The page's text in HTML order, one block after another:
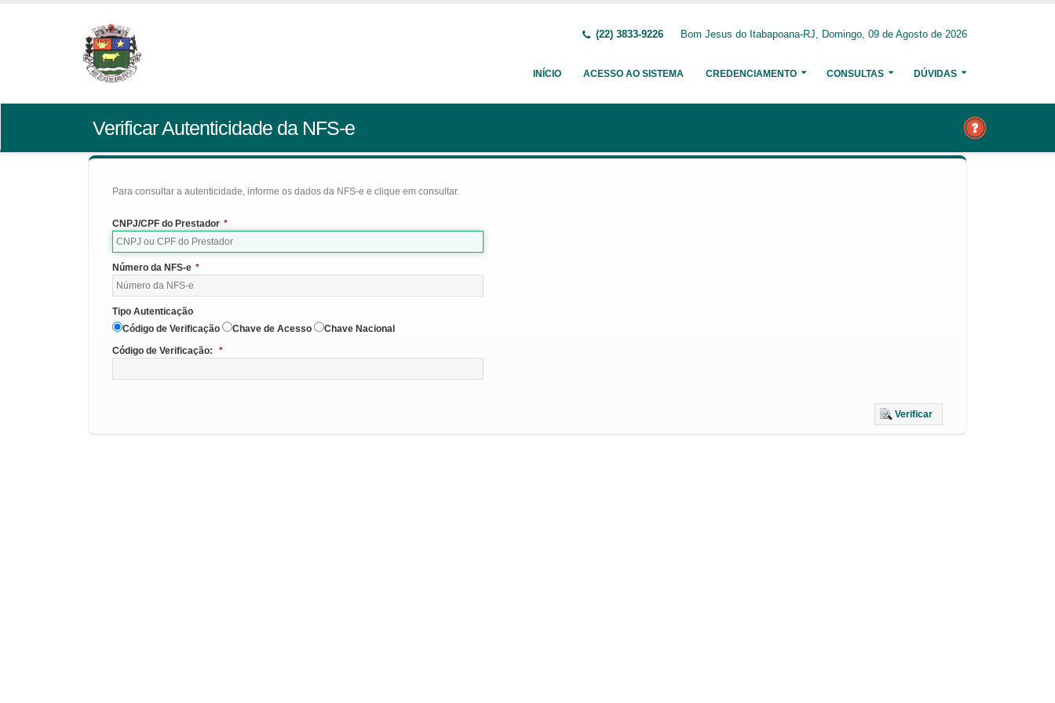
(22) 3833-9226 Bom Jesus do Itabapoana-RJ, Domingo, 09 de Agosto de 2026
INÍCIO ACESSO AO SISTEMA CREDENCIAMENTO CONSULTAS DÚVIDAS
Verificar Autenticidade da NFS-e
Para consultar a autenticidade, informe os dados da NFS-e e clique em consultar.
CNPJ/CPF do Prestador *
Número da NFS-e *
Tipo Autenticação
Código de Verificação
Chave de Acesso
Chave Nacional
Código de Verificação:
*
Verificar